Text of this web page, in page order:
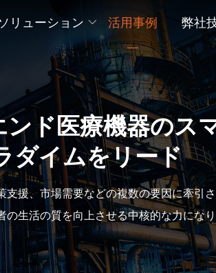
リューション 活用事例 弊社
ンド医療機器のス
ダイムをリード
援、市場需要などの複数の要因に牽引
の生活の質を向上させる中核的な力にな